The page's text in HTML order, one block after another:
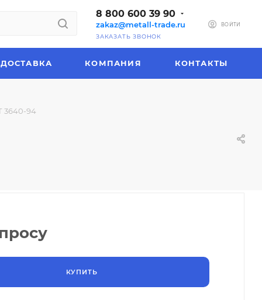
8 800 600 39 90
zakaz@metall-trade.ru
ЗАКАЗАТЬ ЗВОНОК
ВОЙТИ
ДОСТАВКА КОМПАНИЯ КОНТАКТЫ
3640-94
КУПИТЬ